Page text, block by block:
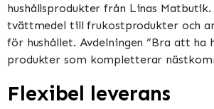
hushållsprodukter från Linas
tvättmedel till frukostprodukter och
för hushållet. Avdelningen ”Bra att ha
produkter som kompletterar
Flexibel leverans